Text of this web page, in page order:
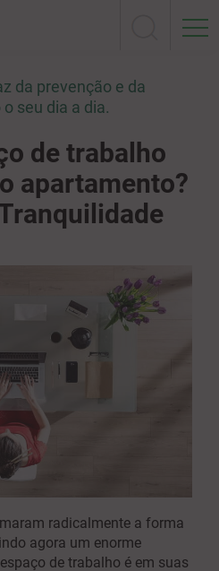
da prevenção e da
seu dia a dia.
de trabalho
apartamento?
radicalmente a forma
agora um enorme
de trabalho é em suas